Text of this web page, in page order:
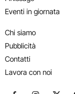
Eventi in giornata
Chi siamo
Pubblicità
Contatti
Lavora con noi